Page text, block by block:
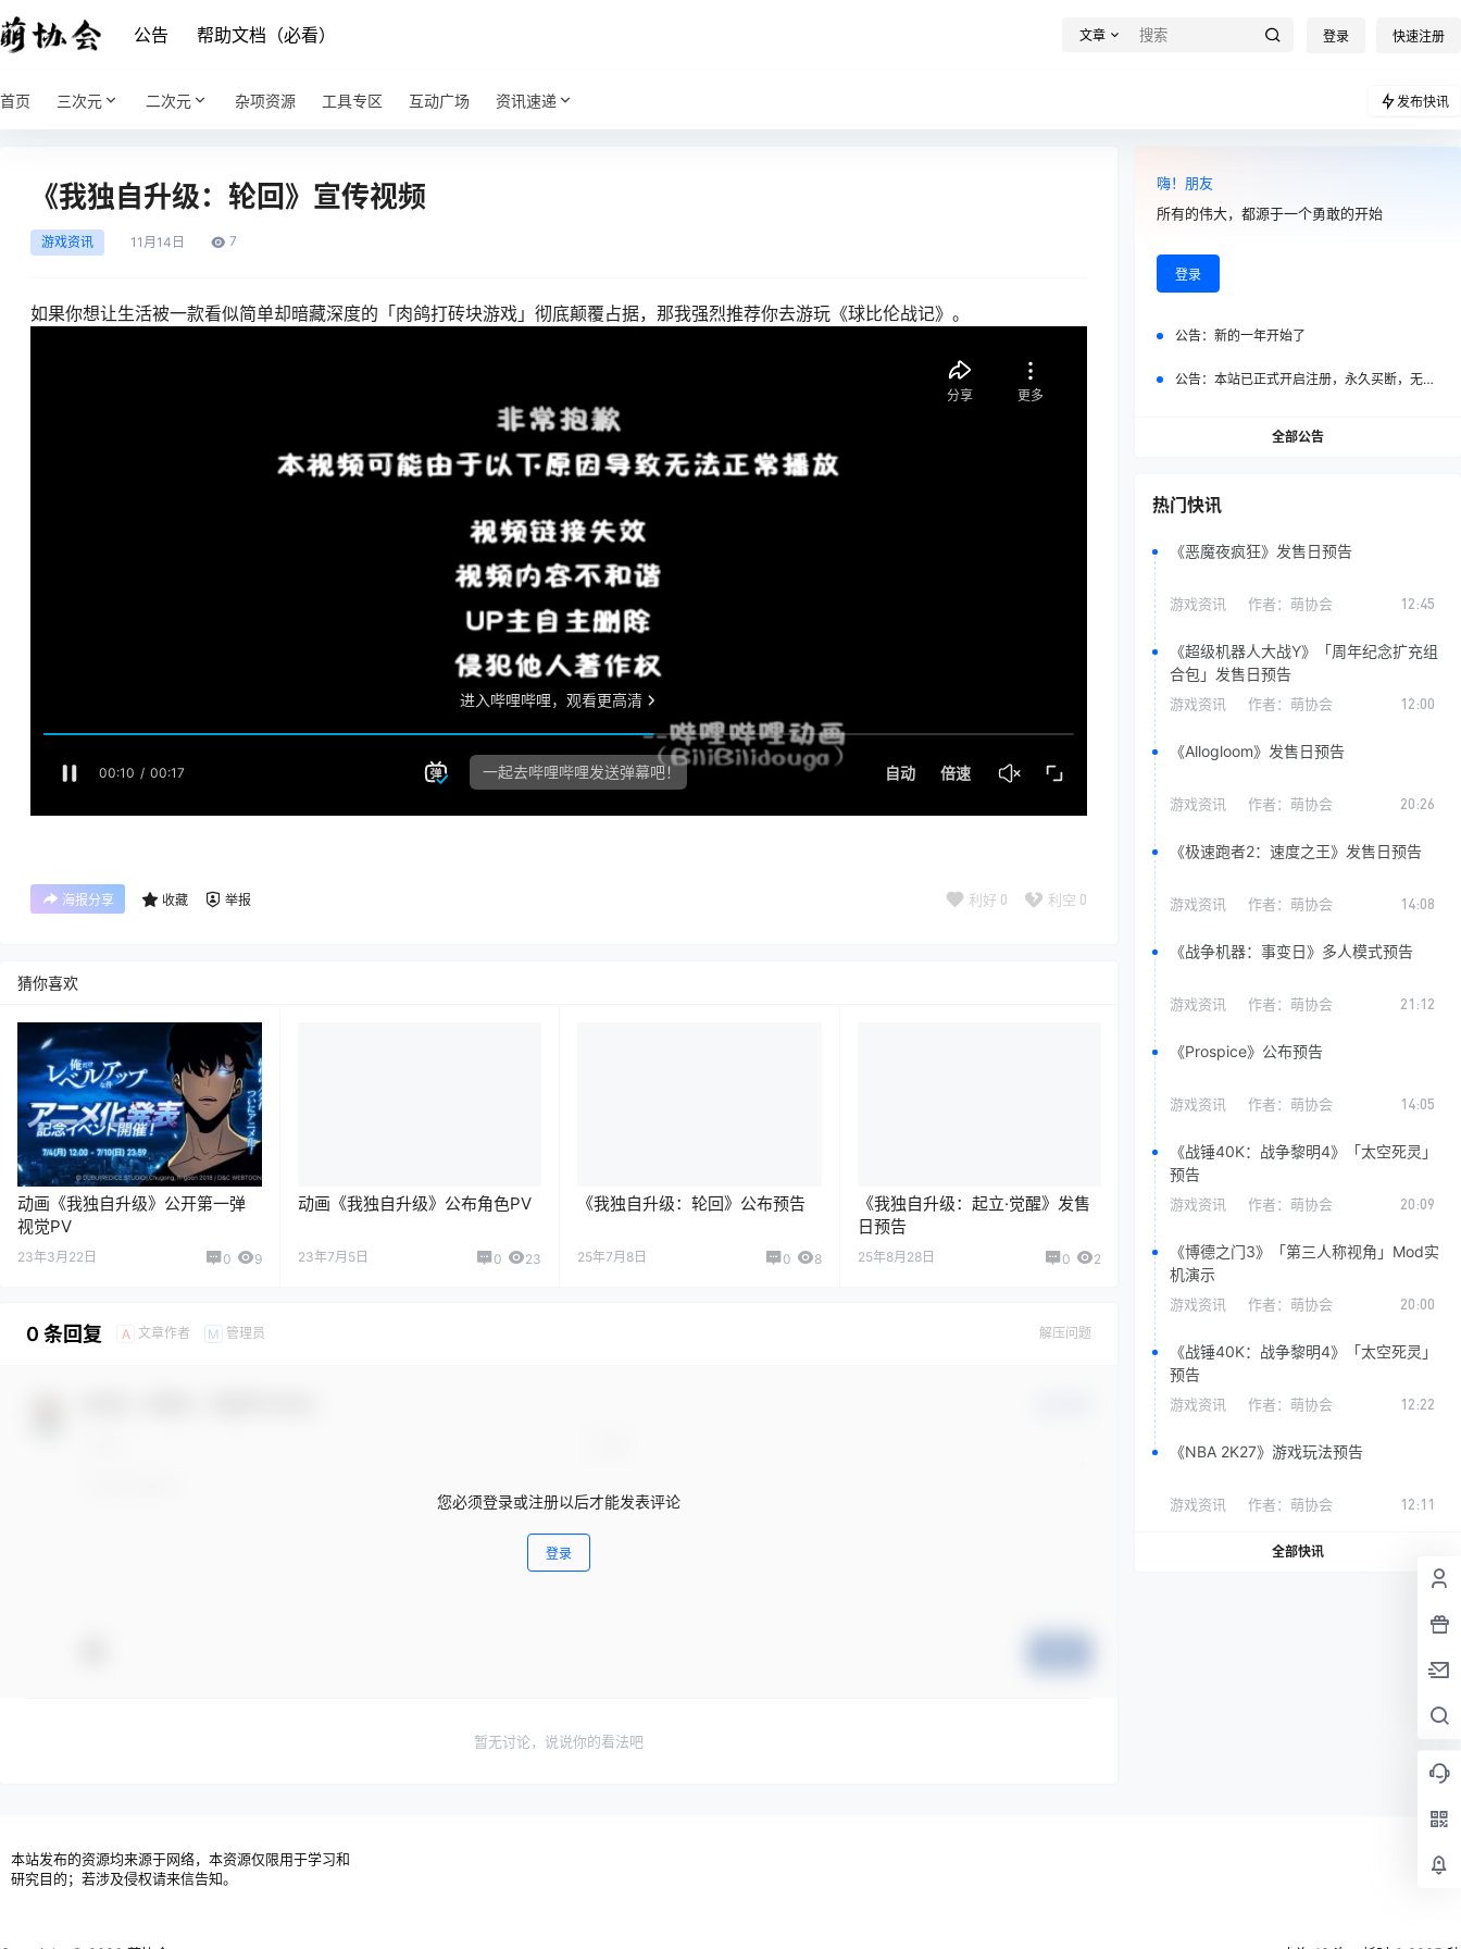
公告 帮助文档（必看） 文章 登录 快速注册
首页 三次元 二次元 杂项资源 工具专区 互动广场 资讯速递 发布快讯
《我独自升级：轮回》宣传视频
游戏资讯 11月 14日 7
如果你想让生活被一款看似简单却暗藏深度的「肉鸽打砖块游戏」彻底颠覆占据，那我强烈推荐你去游玩《球比伦战记》。
海报分享 收藏 举报 利好 0 利空 0
猜你喜欢
动画《我独自升级》公开第一弹
视觉PV
23年3月22日 0 9
动画《我独自升级》公布角色PV
23年7月5日 0 23
《我独自升级：轮回》公布预告
25年7月8日 0 8
《我独自升级：起立·觉醒》发售
日预告
25年8月28日 0 2
0 条回复 A 文章作者 M 管理员 解压问题
您必须登录或注册以后才能发表评论
登录
暂无讨论，说说你的看法吧
嗨！朋友
所有的伟大，都源于一个勇敢的开始
登录
公告： 新的一年开始了
公告： 本站已正式开启注册，永久买断，无任何二次付费
全部公告
热门快讯
《恶魔夜疯狂》发售日预告
游戏资讯 作者： 萌协会 12:45
《超级机器人大战Y》「周年纪念扩充组
合包」发售日预告
游戏资讯 作者： 萌协会 12:00
《Allogloom》发售日预告
游戏资讯 作者： 萌协会 20:26
《极速跑者2：速度之王》发售日预告
游戏资讯 作者： 萌协会 14:08
《战争机器：事变日》多人模式预告
游戏资讯 作者： 萌协会 21:12
《Prospice》公布预告
游戏资讯 作者： 萌协会 14:05
《战锤40K：战争黎明4》「太空死灵」
预告
游戏资讯 作者： 萌协会 20:09
《博德之门3》「第三人称视角」Mod实
机演示
游戏资讯 作者： 萌协会 20:00
《战锤40K：战争黎明4》「太空死灵」
预告
游戏资讯 作者： 萌协会 12:22
《NBA 2K27》游戏玩法预告
游戏资讯 作者： 萌协会 12:11
全部快讯
本站发布的资源均来源于网络，本资源仅限用于学习和
研究目的；若涉及侵权请来信告知。